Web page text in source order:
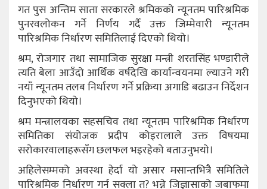
गत पुस अन्तिम साता सरकारले श्रमिकको न्यूनतम पारिश्रमिक
पुनरवलोकन गर्ने निर्णय गर्दै उक्त जिम्मेवारी न्यूनतम
पारिश्रमिक निर्धारण समितिलाई दिएको थियो।
श्रम, रोजगार तथा सामाजिक सुरक्षा मन्त्री शरतसिंह भण्डारीले
त्यति बेला आउँदो आर्थिक वर्षदेखि कार्यान्वयनमा ल्याउने गरी
नयाँ न्यूनतम तलब निर्धारण गर्ने प्रक्रिया अगाडि बढाउन निर्देशन
दिनुभएको थियो।
श्रम मन्त्रालयका सहसचिव तथा न्यूनतम पारिश्रमिक निर्धारण
समितिका संयोजक प्रदीप कोइरालाले उक्त विषयमा
सरोकारवालाहरूसँग छलफल भइरहेको बताउनुभयो।
अहिलेसम्मको अवस्था हेर्दा यो असार मसान्तभित्रै समितिले
पारिश्रमिक निर्धारण गर्न सक्ला त? भन्ने जिज्ञासाको जबाफमा